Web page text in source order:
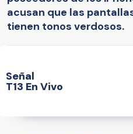
acusan que las
tienen tonos verdosos.
Señal
T13 En Vivo